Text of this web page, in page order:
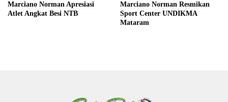
Marciano Norman Apresiasi
Atlet Angkat Besi NTB
Marciano Norman Resmikan
Sport Center UNDIKMA
Mataram